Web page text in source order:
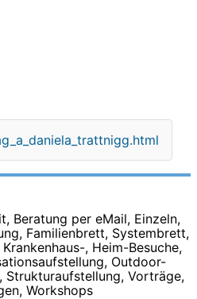
Beratung per eMail, Einzeln,
Familienbrett, Systembrett,
, Heim-Besuche,
Outdoor-
Strukturaufstellung, Vorträge,
Workshops